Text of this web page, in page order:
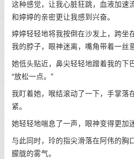
这种感觉，让我心脏狂跳，血液加
和婷婷的亲密更让我感到兴奋。
婷婷轻轻地将我按倒在沙发上，跨坐
我的脖子，眼神迷离，嘴角带着一丝
她低头贴近，鼻尖轻轻地蹭着我的下
“放松一点。”
我盯着她，喉结滚动了一下，手掌落
紧。
她轻轻地喘息了一声，眼神变得更加
与此同时，玲的指尖滑落在阿伟的胸
朦胧的雾气。